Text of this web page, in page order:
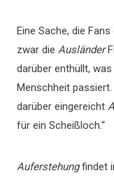
Eine Sache, die
zwar die Ausländer
darüber enthüllt,
Menschheit
darüber eingereicht
für ein Scheißloch.“
Auferstehungfindet